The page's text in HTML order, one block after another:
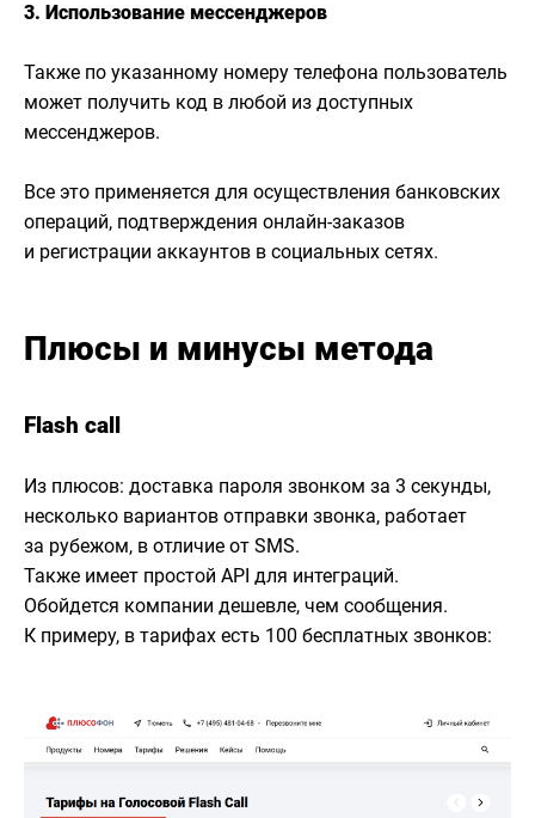
3. Использование мессенджеров
Также по указанному номеру телефона пользователь
может получить код в любой из доступных
мессенджеров.
Все это применяется для осуществления банковских
операций, подтверждения онлайн-заказов
и регистрации аккаунтов в социальных сетях.
Плюсы и минусы метода
Flash call
Из плюсов: доставка пароля звонком за 3 секунды,
несколько вариантов отправки звонка, работает
за рубежом, в отличие от SMS.
Также имеет простой API для интеграций.
Обойдется компании дешевле, чем сообщения.
К примеру, в тарифах есть 100 бесплатных звонков: